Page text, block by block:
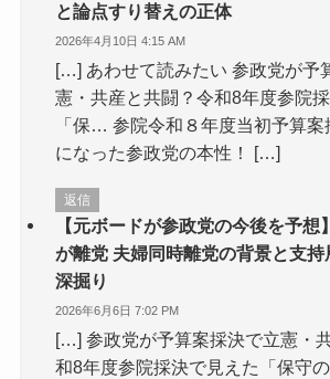
と論点すり替えの正体
2026年4月10日 4:15 AM
[…] あわせて読みたい 参政党が予
憲・共産と共闘？令和8年度参院
「保… 参院令和８年度当初予算案
になった参政党の本性！ […]
返信
【元ボードが参政党の今後を予想
が離党 夫婦同時離党の背景と支持
深掘り
2026年6月6日 7:02 PM
[…] 参政党が予算案採決で立憲・
和8年度参院採決で見えた「保守